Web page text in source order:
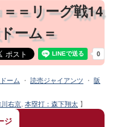
＝リーグ戦14
ーム＝
ーム ・ 読売ジャイアンツ ・ 阪
右京 本塁打：森下翔太 】
ジ